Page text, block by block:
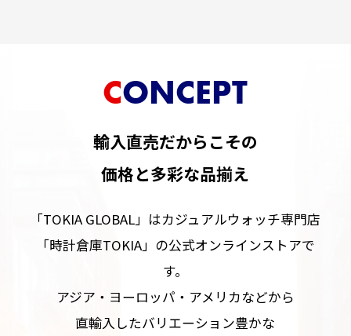
CONCEPT
輸入直売だからこその
価格と多彩な品揃え
「TOKIA GLOBAL」はカジュアルウォッチ専門店
「時計倉庫TOKIA」の公式オンラインストアで
す。
アジア・ヨーロッパ・アメリカなどから
直輸入したバリエーション豊かな